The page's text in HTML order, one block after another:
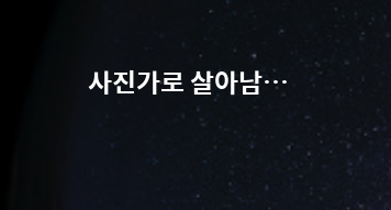
사진가로 살아남기-권오철의 별과 사진